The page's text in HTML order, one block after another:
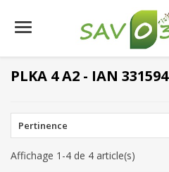
PLKA 4 A2 - IAN 331594
Pertinence
Affichage 1-4 de 4 article(s)